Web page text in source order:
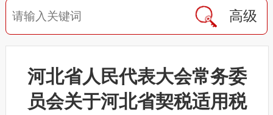
高级
河北省人民代表大会常务委
员会关于河北省契税适用税